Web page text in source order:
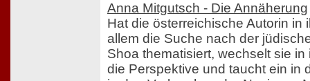
Anna Mitgutsch - Die Annäherung
Hat die österreichische Autorin in
allem die Suche nach der
Shoa thematisiert, wechselt sie
die Perspektive und taucht ein in